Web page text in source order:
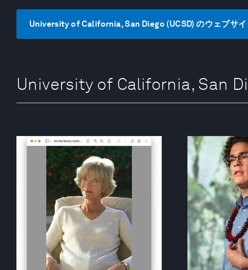
University of California, San Diego (UCSD) のウェブサイ
University of California, San